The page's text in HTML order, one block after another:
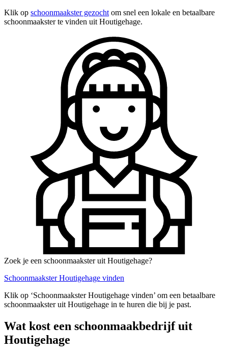
Klik op schoonmaakster gezocht om snel een lokale en betaalbare
schoonmaakster te vinden uit Houtigehage.
Zoek je een schoonmaakster uit Houtigehage?
Schoonmaakster Houtigehage vinden
Klik op ‘Schoonmaakster Houtigehage vinden’ om een betaalbare
schoonmaakster uit Houtigehage in te huren die bij je past.
Wat kost een schoonmaakbedrijf uit
Houtigehage